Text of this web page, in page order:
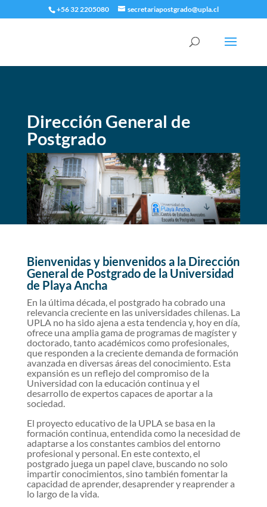
+56 32 2205080 secretariapostgrado@upla.cl
Dirección General de
Postgrado
Bienvenidas y bienvenidos a la Dirección
General de Postgrado de la Universidad
de Playa Ancha
En la última década, el postgrado ha cobrado una
relevancia creciente en las universidades chilenas. La
UPLA no ha sido ajena a esta tendencia y, hoy en día,
ofrece una amplia gama de programas de magíster y
doctorado, tanto académicos como profesionales,
que responden a la creciente demanda de formación
avanzada en diversas áreas del conocimiento. Esta
expansión es un reflejo del compromiso de la
Universidad con la educación continua y el
desarrollo de expertos capaces de aportar a la
sociedad.
El proyecto educativo de la UPLA se basa en la
formación continua, entendida como la necesidad de
adaptarse a los constantes cambios del entorno
profesional y personal. En este contexto, el
postgrado juega un papel clave, buscando no solo
impartir conocimientos, sino también fomentar la
capacidad de aprender, desaprender y reaprender a
lo largo de la vida.